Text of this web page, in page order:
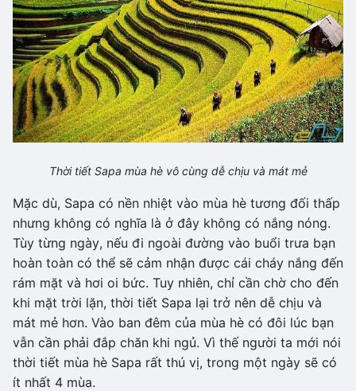
Thời tiết Sapa mùa hè vô cùng dễ chịu và mát mẻ
Mặc dù, Sapa có nền nhiệt vào mùa hè tương đối thấp
nhưng không có nghĩa là ở đây không có nắng nóng.
Tùy từng ngày, nếu đi ngoài đường vào buổi trưa bạn
hoàn toàn có thể sẽ cảm nhận được cái cháy nắng đến
rám mặt và hơi oi bức. Tuy nhiên, chỉ cần chờ cho đến
khi mặt trời lặn, thời tiết Sapa lại trở nên dễ chịu và
mát mẻ hơn. Vào ban đêm của mùa hè có đôi lúc bạn
vẫn cần phải đắp chăn khi ngủ. Vì thế người ta mới nói
thời tiết mùa hè Sapa rất thú vị, trong một ngày sẽ có
ít nhất 4 mùa.